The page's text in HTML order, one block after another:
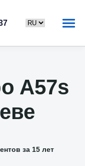
A57s
за 15 лет